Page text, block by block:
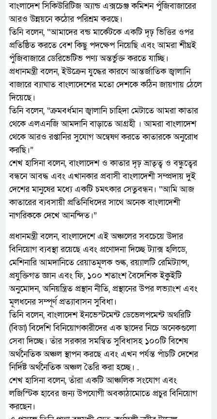
বাংলাদেশ সিকিউরিটিজ অ্যান্ড এক্সচেঞ্জ কমিশন পুঁজিবাজারের
আরও উন্নয়নে কঠোর পরিশ্রম করছে।
তিনি বলেন, “আমাদের বন্ড মার্কেটকে একটি দৃঢ় ভিত্তির ওপর
প্রতিষ্ঠিত করতে বেশ কিছু পদক্ষেপ নিয়েছি এবং আমরা শীঘ্রই
পুঁজিবাজারে ডেরিভেটিভ পণ্য অন্তর্ভুক্ত করতে যাচ্ছি।
প্রধানমন্ত্রী বলেন, ইউক্রেন যুদ্ধের কারণে আন্তর্জাতিক জ্বালানি
বাজারে ব্যাঘাত বাংলাদেশের মতো দেশকে কঠিন জায়গায় ঠেলে
দিয়েছে।
তিনি বলেন, “ক্রমবর্ধমান জ্বালানি চাহিদা মেটাতে আমরা কাতার
থেকে এলএনজি আমদানি বাড়াতে আগ্রহী । আমরা বাংলাদেশ
থেকে আরও রপ্তানির সুযোগ অন্বেষণ করতে কাতারকে অনুরোধ
করছি।”
শেখ হাসিনা বলেন, বাংলাদেশ ও কাতার দৃঢ় ভ্রাতৃত্ব ও বন্ধুত্বের
বন্ধনে আবদ্ধ এবং এখানকার প্রবাসী বাংলাদেশী সম্প্রদায় দুই
দেশের মানুষের মধ্যে একটি চমৎকার সেতুবন্ধন। “আমি আজ
কাতারের ব্যবসায়ী প্রতিনিধিদের সাথে অনেক বাংলাদেশী
নাগরিককে দেখে আনন্দিত।”
প্রধানমন্ত্রী বলেন, বাংলাদেশে এই অঞ্চলের সবচেয়ে উদার
বিনিয়োগ ব্যবস্থা রয়েছে এবং প্রণোদনা দিচ্ছে ট্যাক্স হলিডে,
মেশিনারি আমদানিতে রেয়াতমূলক শুল্ক, রয়্যালটি রেমিট্যান্স,
প্রযুক্তিগত জ্ঞান এবং ফি, ১০০ শতাংশ বৈদেশিক ইকুইটি
অনুমোদন, অনিয়ন্ত্রিত প্রস্থান নীতি, প্রস্থানের উপর লভ্যাংশ এবং
মূলধনের সম্পূর্ণ প্রত্যাবাসন সুবিধা।
তিনি বলেন, বাংলাদেশ ইনভেস্টমেন্ট ডেভেলপমেন্ট অথরিটি
(বিডা) বিদেশি বিনিয়োগকারীদের এক ছাদের নিচে অনেকগুলো
সেবা দিচ্ছে। তাঁর সরকার সমন্বিত সুবিধাসহ ১০০টি বিশেষ
অর্থনৈতিক অঞ্চল স্থাপন করছে এবং এখন পর্যন্ত পাঁচটি দেশের
নির্দিষ্ট অর্থনৈতিক অঞ্চল তৈরি করা হচ্ছে। .
শেখ হাসিনা বলেন, তাঁরা একটি আঞ্চলিক সংযোগ এবং
লজিস্টিক হাবের জন্য উপযোগী অবকাঠামোতে প্রচুর বিনিয়োগ
করছেন।